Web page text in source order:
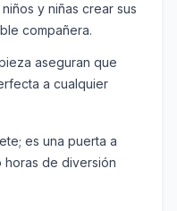
y niñas crear sus
compañera.
aseguran que
a cualquier
es una puerta a
horas de diversión